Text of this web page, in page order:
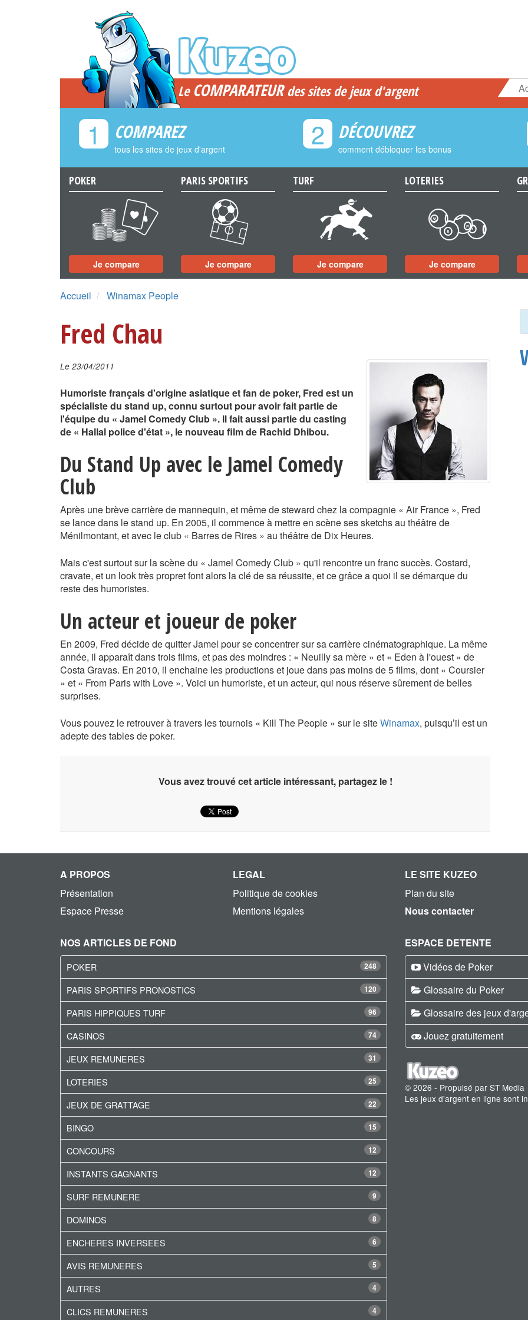
Le COMPARATEURdes sites de jeux d'argent
1 COMPAREZ
tous les sites de jeux d'argent 2 DÉCOUVREZ
comment débloquer les bonus
POKER
a
Je compare
PARIS SPORTIFS
b
Je compare
TURF
d
Je compare
LOTERIES
c
Je compare
Accueil Winamax People
Fred Chau
Le 23/04/2011
Humoriste français d'origine asiatique et fan de poker, Fred est un
spécialiste du stand up, connu surtout pour avoir fait partie de
l'équipe du « Jamel Comedy Club ». Il fait aussi partie du casting
de « Hallal police d'état », le nouveau film de Rachid Dhibou.
Du Stand Up avec le Jamel Comedy
Club
Après une brève carrière de mannequin, et même de steward chez la compagnie « Air France », Fred
se lance dans le stand up. En 2005, il commence à mettre en scène ses sketchs au théâtre de
Ménilmontant, et avec le club « Barres de Rires » au théâtre de Dix Heures.
Mais c'est surtout sur la scène du « Jamel Comedy Club » qu'il rencontre un franc succès. Costard,
cravate, et un look très propret font alors la clé de sa réussite, et ce grâce a quoi il se démarque du
reste des humoristes.
Un acteur et joueur de poker
En 2009, Fred décide de quitter Jamel pour se concentrer sur sa carrière cinématographique. La même
année, il apparaît dans trois films, et pas des moindres : « Neuilly sa mère » et « Eden à l'ouest » de
Costa Gravas. En 2010, il enchaine les productions et joue dans pas moins de 5 films, dont « Coursier
» et « From Paris with Love ». Voici un humoriste, et un acteur, qui nous réserve sûrement de belles
surprises.
Vous pouvez le retrouver à travers les tournois « Kill The People » sur le siteWinamax, puisqu’il est un
adepte des tables de poker.
Vous avez trouvé cet article intéressant, partagez le !
A PROPOS
Présentation
Espace Presse
LEGAL
Politique de cookies
Mentions légales
LE SITE KUZEO
Plan du site
Nous contacter
NOS ARTICLES DE FOND
248
POKER
120
PARIS SPORTIFS PRONOSTICS
96
PARIS HIPPIQUES TURF
74
CASINOS
31
JEUX REMUNERES
25
LOTERIES
22
JEUX DE GRATTAGE
15
BINGO
12
CONCOURS
12
INSTANTS GAGNANTS
9
SURF REMUNERE
8
DOMINOS
6
ENCHERES INVERSEES
5
AVIS REMUNERES
4
AUTRES
4
CLICS REMUNERES
ESPACE DETENTE
Vidéos de Poker
Glossaire du Poker
Glossaire des jeux
Jouez gratuitement
© 2026 - Propulsé par ST Media
Les jeux d'argent en ligne sont